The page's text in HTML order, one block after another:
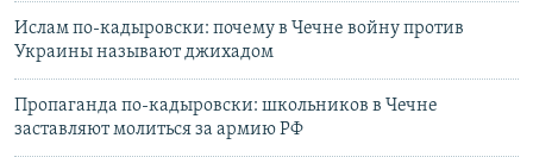
Ислам по-кадыровски: почему в Чечне войну против
Украины называют джихадом
Пропаганда по-кадыровски: школьников в Чечне
заставляют молиться за армию РФ